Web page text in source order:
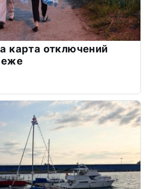
карта отключений